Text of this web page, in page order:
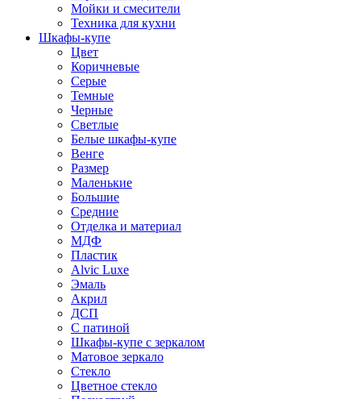
Мойки и смесители
Техника для кухни
Шкафы-купе
Цвет
Коричневые
Серые
Темные
Черные
Светлые
Белые шкафы-купе
Венге
Размер
Маленькие
Большие
Средние
Отделка и материал
МДФ
Пластик
Alvic Luxe
Эмаль
Акрил
ДСП
С патиной
Шкафы-купе с зеркалом
Матовое зеркало
Стекло
Цветное стекло